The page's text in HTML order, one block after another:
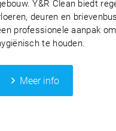
Y&R Clean biedt
deuren en
professionele aanpak
te houden.
Meer info